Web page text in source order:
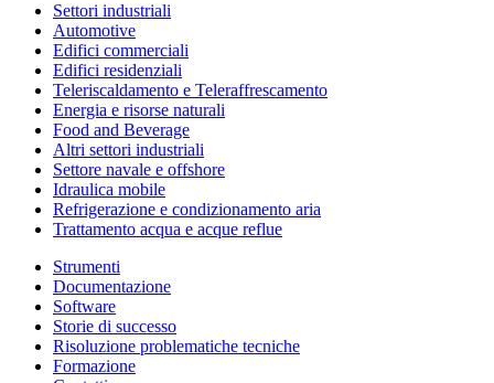
Settori industriali
Automotive
Edifici commerciali
Edifici residenziali
Teleriscaldamento e Teleraffrescamento
Energia e risorse naturali
Food and Beverage
Altri settori industriali
Settore navale e offshore
Idraulica mobile
Refrigerazione e condizionamento aria
Trattamento acqua e acque reflue
Strumenti
Documentazione
Software
Storie di successo
Risoluzione problematiche tecniche
Formazione